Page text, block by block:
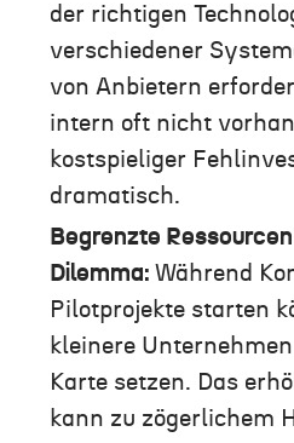
der richtigen
verschiedener
von Anbietern
intern oft nicht
kostspieliger
dramatisch.
Begrenzte
Dilemma:Während
Pilotprojekte starten
kleinere
Karte setzen. Das
kann zu zögerlichem